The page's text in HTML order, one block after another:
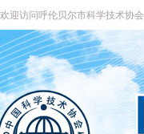
欢迎访问呼伦贝尔市科学技术协会